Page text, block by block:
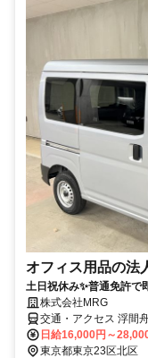
オフィス用品の法
土日祝休み✨普通免許で
株式会社MRG
交通・アクセス 浮間
日給16,000円～
東京都東京23区北区